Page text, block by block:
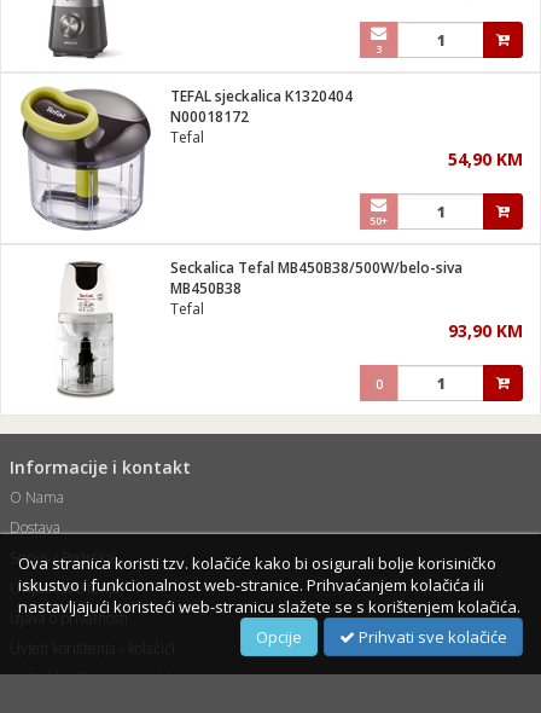
3
TEFAL sjeckalica K1320404
N00018172
Tefal
54,90 KM
50+
Seckalica Tefal MB450B38/500W/belo-siva
MB450B38
Tefal
93,90 KM
0
Informacije i kontakt
O Nama
Dostava
Servis / Podrška
Uvijeti korištenja
Izjava o privatnosti
Uvijeti korištenja i prodaje
Ova stranica koristi tzv. kolačiće kako bi osigurali bolje korisiničko
iskustvo i funkcionalnost web-stranice. Prihvaćanjem kolačića ili
nastavljajući koristeći web-stranicu slažete se s korištenjem kolačića.
Prihvati sve kolačiće
Opcije